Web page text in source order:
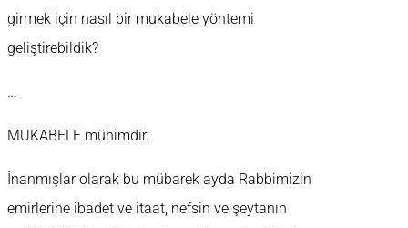
girmek için nasıl bir mukabele yöntemi
geliştirebildik?
…
MUKABELE mühimdir.
İnanmışlar olarak bu mübarek ayda Rabbimizin
emirlerine ibadet ve itaat, nefsin ve şeytanın